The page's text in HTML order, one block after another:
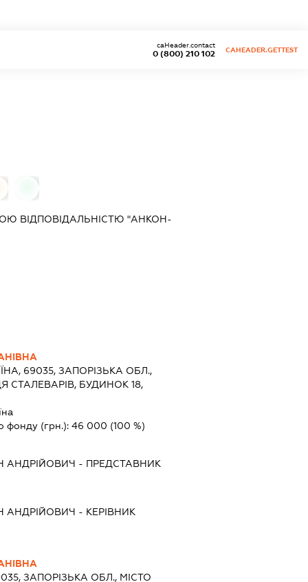
0 (800) 210 102
caHeader.contact
CAHEADER.GETTEST
ВІДПОВІДАЛЬНІСТЮ "АНКОН-
69035, ЗАПОРІЗЬКА ОБЛ.,
СТАЛЕВАРІВ, БУДИНОК 18,
фонду (грн.):46 000 (100 %)
АНДРІЙОВИЧ - ПРЕДСТАВНИК
АНДРІЙОВИЧ - КЕРІВНИК
ЗАПОРІЗЬКА ОБЛ., МІСТО